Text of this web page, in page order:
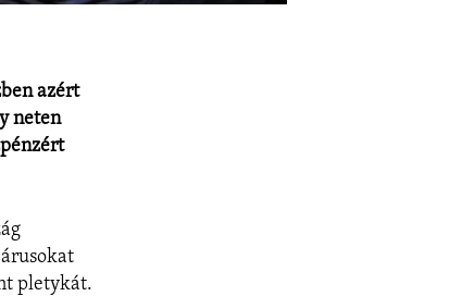
azért
neten
pletykát.